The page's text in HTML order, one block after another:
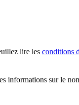
lire les conditions
informations sur le